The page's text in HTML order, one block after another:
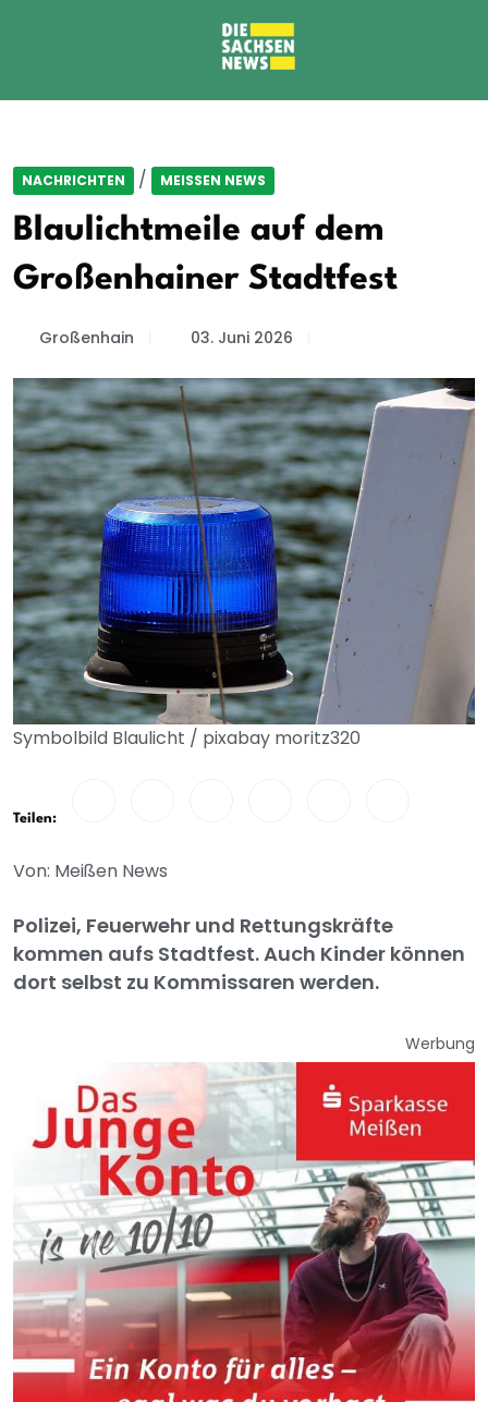
NACHRICHTEN / MEISSEN NEWS
Blaulichtmeile auf dem
Großenhainer Stadtfest
Großenhain 03. Juni 2026
Symbolbild Blaulicht / pixabay moritz320
Teilen:
Von: Meißen News
Polizei, Feuerwehr und Rettungskräfte
kommen aufs Stadtfest. Auch Kinder können
dort selbst zu Kommissaren werden.
Werbung